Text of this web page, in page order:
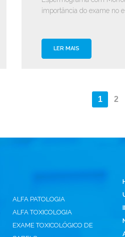
importância do exame no
LER MAIS
1 2
ALFA PATOLOGIA
ALFA TOXICOLOGIA
EXAME TOXICOLÓGICO DE